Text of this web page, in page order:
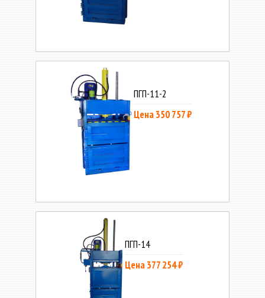
ПГП-11-2
Цена 350 757 ₽
ПГП-14
Цена 377 254 ₽